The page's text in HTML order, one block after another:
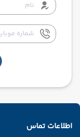
اطلاعات تماس